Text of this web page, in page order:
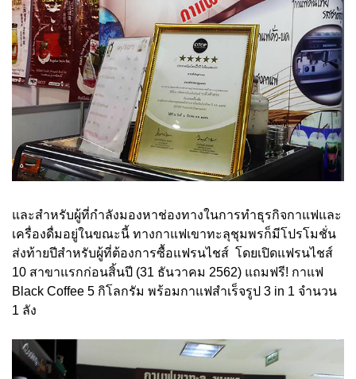
และสำหรับผู้ที่กำลังมองหาช่องทางในการทำธุรกิจกาแฟและ
เครื่องดื่มอยู่ในขณะนี้ ทางกาแฟเขาทะลุชุมพรก็มีโปรโมชั่น
ส่งท้ายปีสำหรับผู้ที่ต้องการซื้อแฟรนไชส์ โดยเปิดแฟรนไชส์
10 สาขาแรกก่อนสิ้นปี (31 ธันวาคม 2562) แถมฟรี! กาแฟ
Black Coffee 5 กิโลกรัม พร้อมกาแฟสำเร็จรูป 3 in 1 จำนวน
1 ลัง